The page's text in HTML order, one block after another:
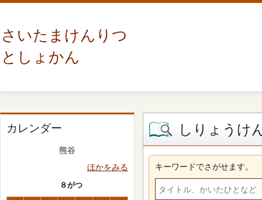
さいたまけんりつ
としょかん
カレンダー
熊谷
ほかをみる
８がつ
しりょうけ
キーワードでさがせます。